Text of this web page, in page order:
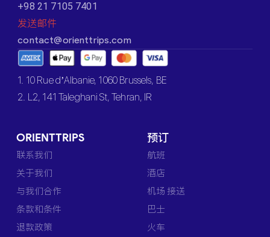
+98 21 7105 7401
发送邮件
contact@orienttrips.com
1. 10 Rue d’Albanie, 1060 Brussels, BE
2. L2, 141 Taleghani St, Tehran, IR
ORIENTTRIPS
联系我们
关于我们
与我们合作
条款和条件
退款政策
预订
航班
酒店
机场 接送
巴士
火车